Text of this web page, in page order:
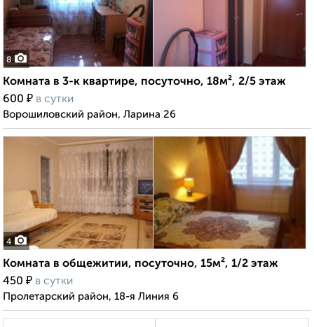
8
Комната в 3-к квартире, посуточно, 18м², 2/5 этаж
600 ₽ в сутки
Ворошиловский район, Ларина 26
4
Комната в общежитии, посуточно, 15м², 1/2 этаж
450 ₽ в сутки
Пролетарский район, 18-я Линия 6